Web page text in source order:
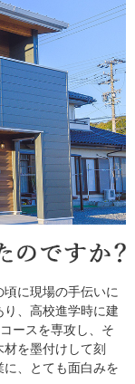
に現場の手伝いに
、高校進学時に建
ースを専攻し、そ
を墨付けして刻
、とても面白みを